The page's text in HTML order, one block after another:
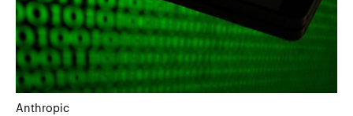
Anthropic